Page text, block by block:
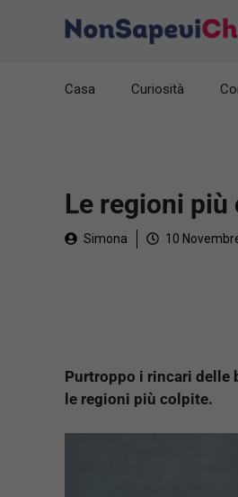
Casa Curiosità
Le regioni
Simona 10
Purtroppo i rincari delle
le regioni più colpite.